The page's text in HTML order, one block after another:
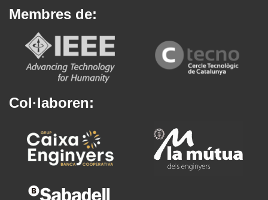
Membres de:
Col·laboren: